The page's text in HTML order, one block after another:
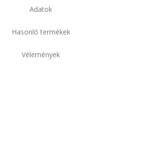
Adatok
Hasonló termékek
Vélemények